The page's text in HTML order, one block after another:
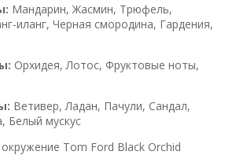
Мандарин, Жасмин, Трюфель,
иланг, Черная смородина, Гардения,
Орхидея, Лотос, Фруктовые ноты,
Ветивер, Ладан, Пачули, Сандал,
Белый мускус
Tom Ford Black Orchid